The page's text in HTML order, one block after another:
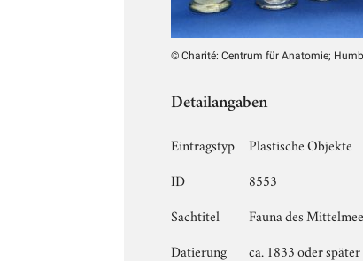
© Charité: Centrum für Anatomie;
Detailangaben
Eintragstyp
Plastische Objekte
ID
8553
Sachtitel
Fauna des
Datierung
ca. 1833 oder später